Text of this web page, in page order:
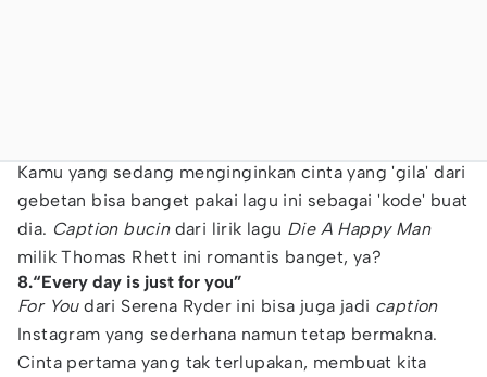
Kamu yang sedang menginginkan cinta yang 'gila' dari
gebetan bisa banget pakai lagu ini sebagai 'kode' buat
dia. Caption bucindari lirik lagu Die A Happy Man
milik Thomas Rhett ini romantis banget, ya?
8.“Every day is just for you”
For Youdari Serena Ryder ini bisa juga jadi caption
Instagram yang sederhana namun tetap bermakna.
Cinta pertama yang tak terlupakan, membuat kita